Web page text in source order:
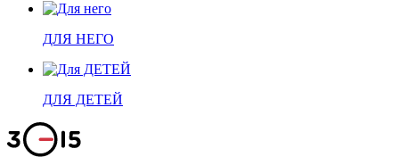
ДЛЯ НЕГО
ДЛЯ ДЕТЕЙ